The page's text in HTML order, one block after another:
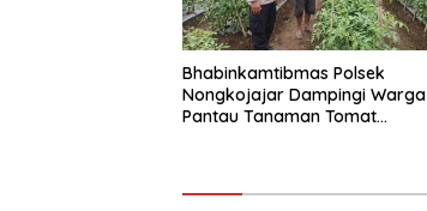
Bhabinkamtibmas Polsek
Nongkojajar Dampingi Warga
Pantau Tanaman Tomat